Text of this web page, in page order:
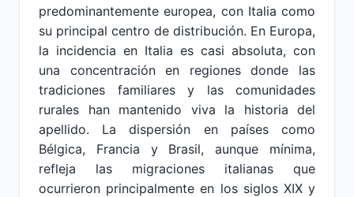
predominantemente europea, con Italia como
su principal centro de distribución. En Europa,
la incidencia en Italia es casi absoluta, con
una concentración en regiones donde las
tradiciones familiares y las comunidades
rurales han mantenido viva la historia del
apellido. La dispersión en países como
Bélgica, Francia y Brasil, aunque mínima,
refleja las migraciones italianas que
ocurrieron principalmente en los siglos XIX y